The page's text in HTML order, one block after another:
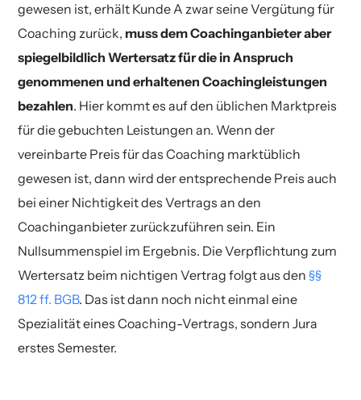
gewesen ist, erhält Kunde A zwar seine Vergütung für
Coaching zurück, muss dem Coachinganbieter aber
spiegelbildlich Wertersatz für die in Anspruch
genommenen und erhaltenen Coachingleistungen
bezahlen. Hier kommt es auf den üblichen Marktpreis
für die gebuchten Leistungen an. Wenn der
vereinbarte Preis für das Coaching marktüblich
gewesen ist, dann wird der entsprechende Preis auch
bei einer Nichtigkeit des Vertrags an den
Coachinganbieter zurückzuführen sein. Ein
Nullsummenspiel im Ergebnis. Die Verpflichtung zum
Wertersatz beim nichtigen Vertrag folgt aus den§§
812 ff. BGB. Das ist dann noch nicht einmal eine
Spezialität eines Coaching-Vertrags, sondern Jura
erstes Semester.